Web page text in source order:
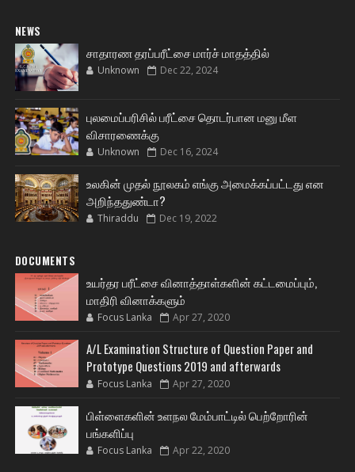
NEWS
சாதாரண தரப்பரீட்சை மார்ச் மாதத்தில்
Unknown Dec 22, 2024
புலமைப்பரிசில் பரீட்சை தொடர்பான மனு மீள
விசாரணைக்கு
Unknown Dec 16, 2024
உலகின் முதல் நூலகம் எங்கு அமைக்கப்பட்டது என
அறிந்ததுண்டா?
Thiraddu Dec 19, 2022
DOCUMENTS
உயர்தர பரீட்சை வினாத்தாள்களின் கட்டமைப்பும்,
மாதிரி வினாக்களும்
Focus Lanka Apr 27, 2020
A/L Examination Structure of Question Paper and
Prototype Questions 2019 and afterwards
Focus Lanka Apr 27, 2020
பிள்ளைகளின் உளநல மேம்பாட்டில் பெற்றோரின்
பங்களிப்பு
Focus Lanka Apr 22, 2020